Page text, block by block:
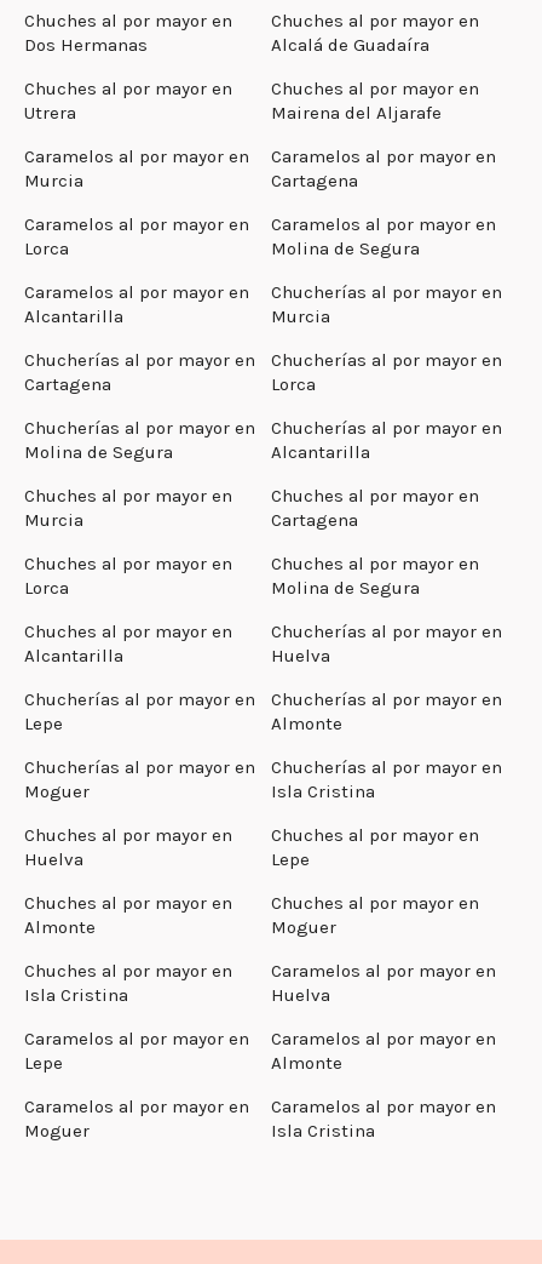
Chuches al por mayor en
Dos Hermanas
Chuches al por mayor en
Alcalá de Guadaíra
Chuches al por mayor en
Utrera
Chuches al por mayor en
Mairena del Aljarafe
Caramelos al por mayor en
Murcia
Caramelos al por mayor en
Cartagena
Caramelos al por mayor en
Lorca
Caramelos al por mayor en
Molina de Segura
Caramelos al por mayor en
Alcantarilla
Chucherías al por mayor en
Murcia
Chucherías al por mayor en
Cartagena
Chucherías al por mayor en
Lorca
Chucherías al por mayor en
Molina de Segura
Chucherías al por mayor en
Alcantarilla
Chuches al por mayor en
Murcia
Chuches al por mayor en
Cartagena
Chuches al por mayor en
Lorca
Chuches al por mayor en
Molina de Segura
Chuches al por mayor en
Alcantarilla
Chucherías al por mayor en
Huelva
Chucherías al por mayor en
Lepe
Chucherías al por mayor en
Almonte
Chucherías al por mayor en
Moguer
Chucherías al por mayor en
Isla Cristina
Chuches al por mayor en
Huelva
Chuches al por mayor en
Lepe
Chuches al por mayor en
Almonte
Chuches al por mayor en
Moguer
Chuches al por mayor en
Isla Cristina
Caramelos al por mayor en
Huelva
Caramelos al por mayor en
Lepe
Caramelos al por mayor en
Almonte
Caramelos al por mayor en
Moguer
Caramelos al por mayor en
Isla Cristina